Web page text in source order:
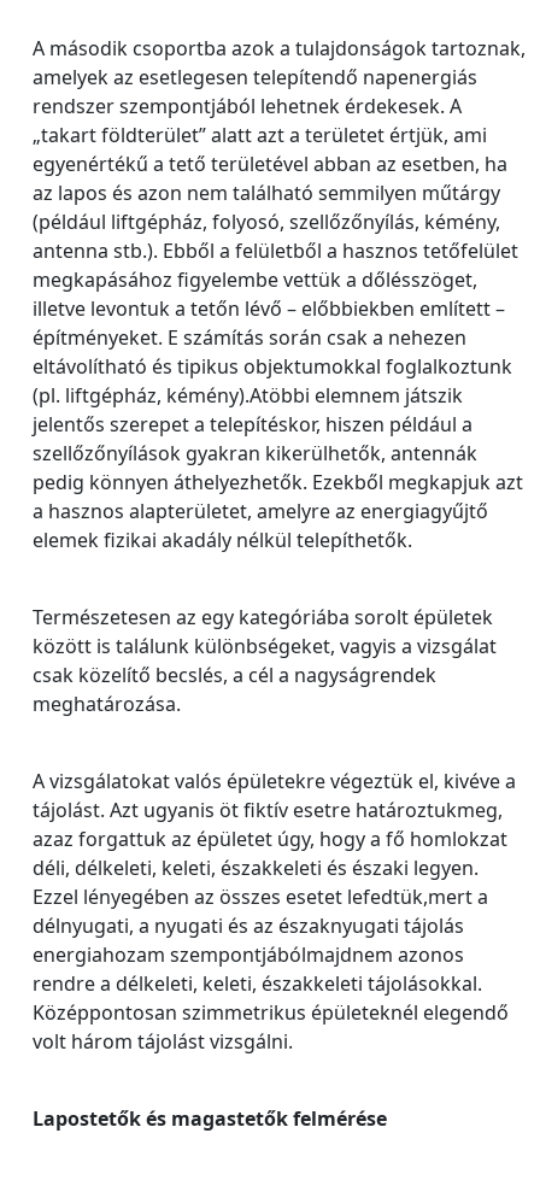
A második csoportba azok a tulajdonságok tartoznak,
amelyek az esetlegesen telepítendő napenergiás
rendszer szempontjából lehetnek érdekesek. A
„takart földterület” alatt azt a területet értjük, ami
egyenértékű a tető területével abban az esetben, ha
az lapos és azon nem található semmilyen műtárgy
(például liftgépház, folyosó, szellőzőnyílás, kémény,
antenna stb.). Ebből a felületből a hasznos tetőfelület
megkapásához figyelembe vettük a dőlésszöget,
illetve levontuk a tetőn lévő – előbbiekben említett –
építményeket. E számítás során csak a nehezen
eltávolítható és tipikus objektumokkal foglalkoztunk
(pl. liftgépház, kémény).Atöbbi elemnem játszik
jelentős szerepet a telepítéskor, hiszen például a
szellőzőnyílások gyakran kikerülhetők, antennák
pedig könnyen áthelyezhetők. Ezekből megkapjuk azt
a hasznos alapterületet, amelyre az energiagyűjtő
elemek fizikai akadály nélkül telepíthetők.
Természetesen az egy kategóriába sorolt épületek
között is találunk különbségeket, vagyis a vizsgálat
csak közelítő becslés, a cél a nagyságrendek
meghatározása.
A vizsgálatokat valós épületekre végeztük el, kivéve a
tájolást. Azt ugyanis öt fiktív esetre határoztukmeg,
azaz forgattuk az épületet úgy, hogy a fő homlokzat
déli, délkeleti, keleti, északkeleti és északi legyen.
Ezzel lényegében az összes esetet lefedtük,mert a
délnyugati, a nyugati és az északnyugati tájolás
energiahozam szempontjábólmajdnem azonos
rendre a délkeleti, keleti, északkeleti tájolásokkal.
Középpontosan szimmetrikus épületeknél elegendő
volt három tájolást vizsgálni.
Lapostetők és magastetők felmérése